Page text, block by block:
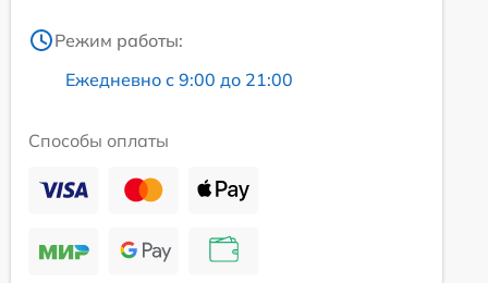
Режим работы:
Ежедневно с 9:00 до 21:00
Способы оплаты